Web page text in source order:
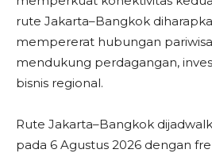
rute Jakarta–Bangkok
mempererat hubungan
mendukung perdagangan,
bisnis regional.
Rute Jakarta–Bangkok
pada 6 Agustus 2026 dengan